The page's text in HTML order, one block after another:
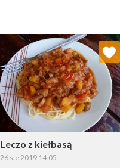
Leczo z kiełbasą
26 sie 2019 14:05
Dodaj do ulubionych
Wybierz listę: